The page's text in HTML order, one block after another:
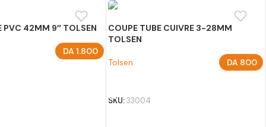
PVC 42MM 9″ TOLSEN
DA1.800
COUPE TUBE CUIVRE 3-28MM
TOLSEN
Tolsen DA800
SKU:33004